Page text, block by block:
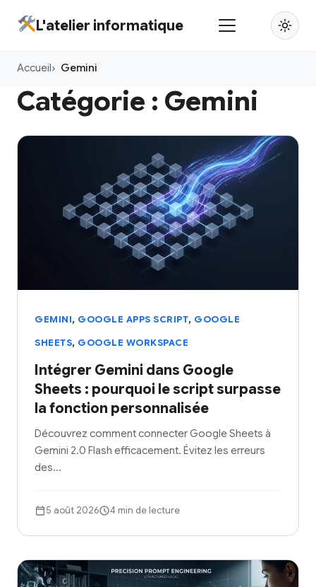
L'atelier informatique
Accueil Gemini
Catégorie : Gemini
GEMINI, GOOGLE APPS SCRIPT, GOOGLE
SHEETS, GOOGLE WORKSPACE
Intégrer Gemini dans Google
Sheets : pourquoi le script surpasse
la fonction personnalisée
Découvrez comment connecter Google Sheets à
Gemini 2.0 Flash efficacement. Évitez les erreurs
des…
5 août 2026 4 min de lecture